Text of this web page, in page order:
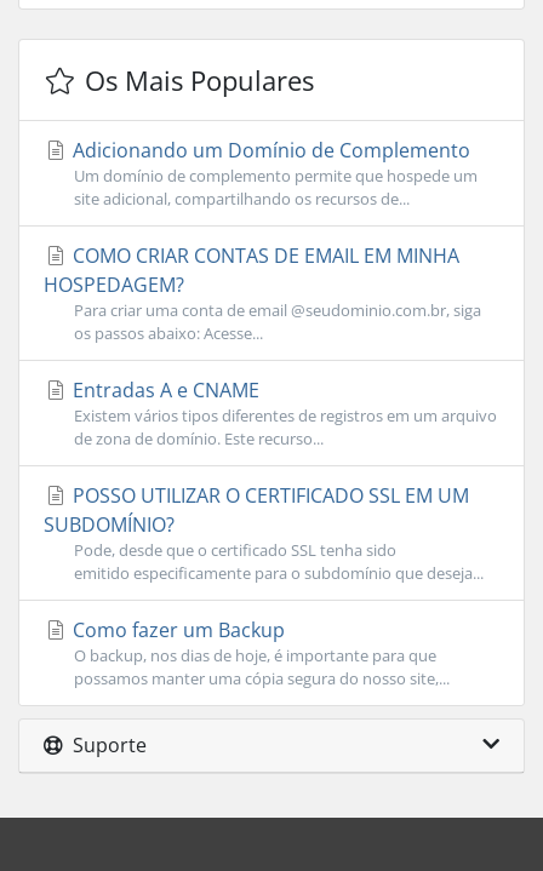
Os Mais Populares
Adicionando um Domínio de Complemento
Um domínio de complemento permite que hospede um
site adicional, compartilhando os recursos de...
COMO CRIAR CONTAS DE EMAIL EM MINHA
HOSPEDAGEM?
Para criar uma conta de email @seudominio.com.br, siga
os passos abaixo: Acesse...
Entradas A e CNAME
Existem vários tipos diferentes de registros em um arquivo
de zona de domínio. Este recurso...
POSSO UTILIZAR O CERTIFICADO SSL EM UM
SUBDOMÍNIO?
Pode, desde que o certificado SSL tenha sido
emitido especificamente para o subdomínio que deseja...
Como fazer um Backup
O backup, nos dias de hoje, é importante para que
possamos manter uma cópia segura do nosso site,...
Suporte